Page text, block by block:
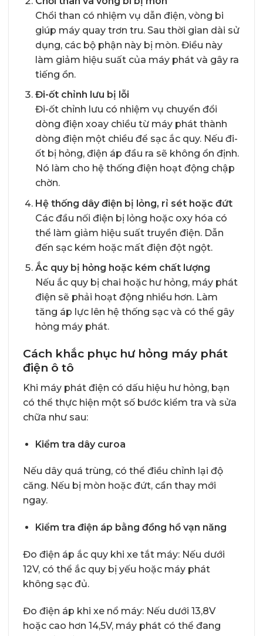
Chổi than có nhiệm vụ dẫn điện, vòng bi
giúp máy quay trơn tru. Sau thời gian dài sử
dụng, các bộ phận này bị mòn. Điều này
làm giảm hiệu suất của máy phát và gây ra
tiếng ồn.
Đi-ốt chỉnh lưu bị lỗi
Đi-ốt chỉnh lưu có nhiệm vụ chuyển đổi
dòng điện xoay chiều từ máy phát thành
dòng điện một chiều để sạc ắc quy. Nếu đi-
ốt bị hỏng, điện áp đầu ra sẽ không ổn định.
Nó làm cho hệ thống điện hoạt động chập
chờn.
Hệ thống dây điện bị lỏng, rỉ sét hoặc đứt
Các đầu nối điện bị lỏng hoặc oxy hóa có
thể làm giảm hiệu suất truyền điện. Dẫn
đến sạc kém hoặc mất điện đột ngột.
Ắc quy bị hỏng hoặc kém chất lượng
Nếu ắc quy bị chai hoặc hư hỏng, máy phát
điện sẽ phải hoạt động nhiều hơn. Làm
tăng áp lực lên hệ thống sạc và có thể gây
hỏng máy phát.
Cách khắc phục hư hỏng máy phát
điện ô tô
Khi máy phát điện có dấu hiệu hư hỏng, bạn
có thể thực hiện một số bước kiểm tra và sửa
chữa như sau:
Kiểm tra dây curoa
Nếu dây quá trùng, có thể điều chỉnh lại độ
căng. Nếu bị mòn hoặc đứt, cần thay mới
ngay.
Kiểm tra điện áp bằng đồng hồ vạn năng
Đo điện áp ắc quy khi xe tắt máy: Nếu dưới
12V, có thể ắc quy bị yếu hoặc máy phát
không sạc đủ.
Đo điện áp khi xe nổ máy: Nếu dưới 13,8V
hoặc cao hơn 14,5V, máy phát có thể đang